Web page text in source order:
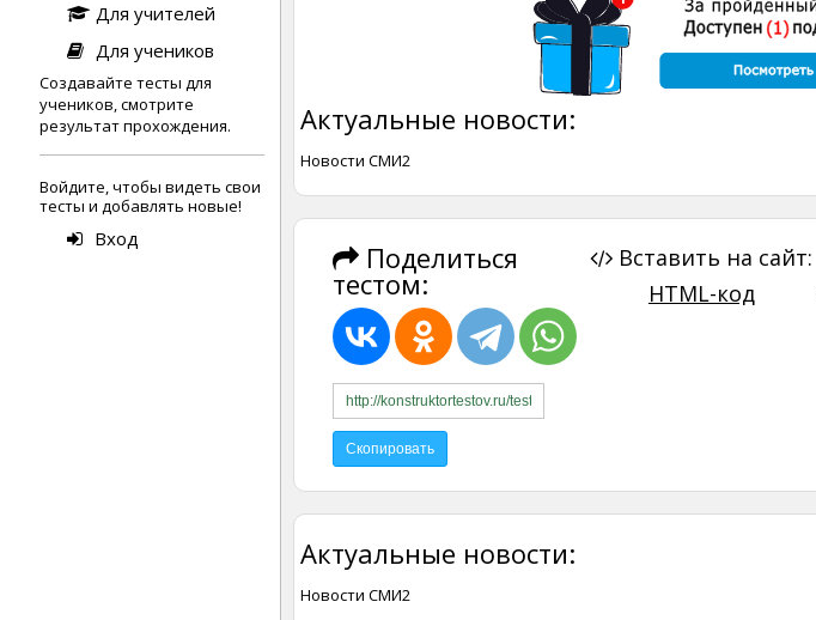
Для учителей
Для учеников
Создавайте тесты для
учеников, смотрите
результат прохождения.
Войдите, чтобы видеть свои
тесты и добавлять новые!
Вход
Актуальные новости:
Новости СМИ2
Поделиться
тестом:
Вставить на сайт:
HTML-код
Актуальные новости:
Новости СМИ2